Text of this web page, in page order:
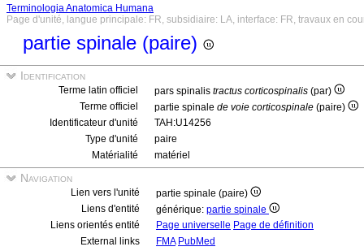
Terminologia Anatomica Humana
Page d'unité, langue principale: FR, subsidiaire: LA, interface: FR, travaux en
partie spinale (paire)
Identification
Terme latin officiel pars spinalis tractus corticospinalis (par)
Terme officiel
partie spinale de voie corticospinale (paire)
Identificateur d'unité
TAH:U14256
Type d'unité
paire
Matérialité
matériel
Navigation
Lien vers l'unité
partie spinale (paire)
Liens d'entité
générique: partie spinale
Liens orientés entité
Page universelle Page de définition
External links
FMA PubMed